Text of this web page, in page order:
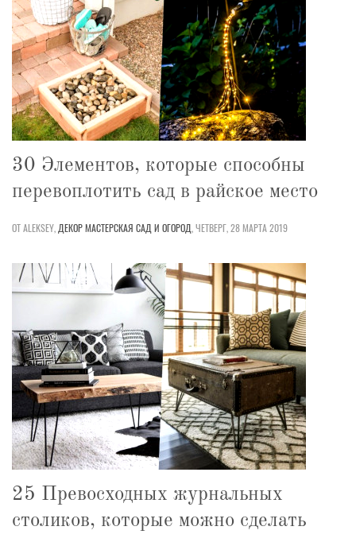
30 Элементов, которые способны
перевоплотить сад в райское место
ОТ ALEKSEY, ДЕКОРМАСТЕРСКАЯ САД И ОГОРОД,ЧЕТВЕРГ, 28 МАРТА 2019
25 Превосходных журнальных
столиков, которые можно сделать